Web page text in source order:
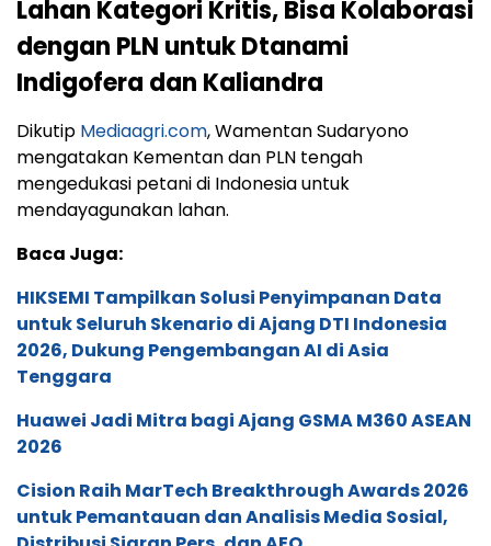
Lahan Kategori Kritis, Bisa Kolaborasi
dengan PLN untuk Dtanami
Indigofera dan Kaliandra
Dikutip Mediaagri.com, Wamentan Sudaryono
mengatakan Kementan dan PLN tengah
mengedukasi petani di Indonesia untuk
mendayagunakan lahan.
Baca Juga:
HIKSEMI Tampilkan Solusi Penyimpanan Data
untuk Seluruh Skenario di Ajang DTI Indonesia
2026, Dukung Pengembangan AI di Asia
Tenggara
Huawei Jadi Mitra bagi Ajang GSMA M360 ASEAN
2026
Cision Raih MarTech Breakthrough Awards 2026
untuk Pemantauan dan Analisis Media Sosial,